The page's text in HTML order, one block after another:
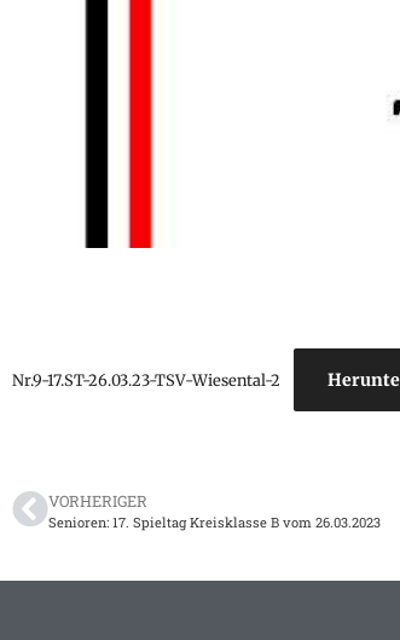
Nr.9-17.ST-26.03.23-TSV-Wiesental-2
VORHERIGER
Senioren: 17. Spieltag Kreisklasse B vom 26.03.2023